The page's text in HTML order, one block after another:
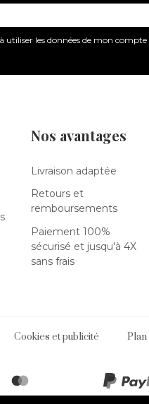
les données de mon
Nos avantages
Livraison adaptée
Retours et
remboursements
Paiement 100%
sécurisé et jusqu'à 4X
sans frais
Cookies et publicité Plan